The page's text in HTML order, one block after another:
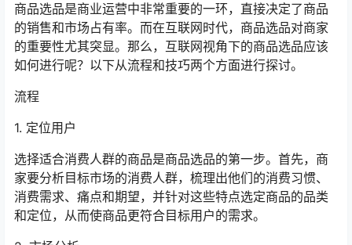
商品选品是商业运营中非常重要的一环，直接决定了商品
的销售和市场占有率。而在互联网时代，商品选品对商家
的重要性尤其突显。那么，互联网视角下的商品选品应该
如何进行呢？以下从流程和技巧两个方面进行探讨。
流程
1. 定位用户
选择适合消费人群的商品是商品选品的第一步。首先，商
家要分析目标市场的消费人群，梳理出他们的消费习惯、
消费需求、痛点和期望，并针对这些特点选定商品的品类
和定位，从而使商品更符合目标用户的需求。